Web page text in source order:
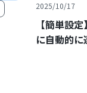
2025/10/17
【簡単設
に自動的